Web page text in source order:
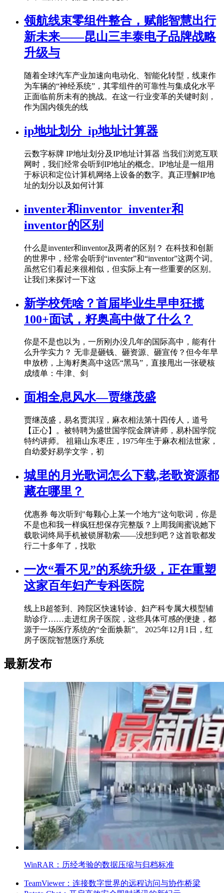
领航线束零组件整合，赋能智慧出行
新未来——昆山三丰泰电子品牌战略
升级与
随着全球汽车产业加速向电动化、智能化转型，线束作
为车辆的“神经系统”，其零组件的可靠性与集成化水平
正面临前所未有的挑战。在这一行业变革的关键时刻，
作为国内领先的线
ip地址划分_ip地址计算器
云数字标牌 IP地址划分及IP地址计算器 当我们浏览互联
网时，我们经常会听到IP地址的概念。IP地址是一组用
于标识和定位计算机网络上设备的数字。真正理解IP地
址的划分以及如何计算
inventer和inventor_inventer和
inventor的区别
什么是inventer和inventor及两者的区别？ 在科技和创新
的世界中，经常会听到“inventer”和“inventor”这两个词。
虽然它们看起来很相似，但实际上有一些重要的区别。
让我们来探讨一下这
新学校凭啥？首届毕业生早申狂揽
100+面试，籽奥高中做了什么？
你是不是也以为，一所刚办没几年的国际高中，能有什
么升学实力？ 无非是砸钱、砸资源、砸宣传？但今年早
申放榜，上海籽奥高中这匹“黑马”，直接甩出一张硬核
成绩单：牛津、剑
面相全息风水—贾继茂盛
贾继茂盛，易名贾淇珵，麻衣相法第十四传人，道号
【正心】。被特聘为盛世国学院金牌讲师，易朴国学院
特约讲师。 祖籍山东枣庄，1975年生于麻衣相法世家，
自幼爱好易学文学，初
城里的月光歌词怎么下载,老歌资源都
藏在哪里？
优惠券 每次听到"每颗心上某一个地方"这句歌词，你是
不是也和我一样疯狂想保存完整版？上周我闺蜜说她下
载歌词终局手机被锁屏勒索——没想到吧？这首歌都发
行二十多年了，找歌
一次“看不见”的系统升级，正在重塑
这家百年妇产专科医院
线上B超签到、跨院区快速转诊、妇产科专属大模型辅
助诊疗……走进红房子医院，这些具体可感的便捷，都
源于一场医疗系统的“全面焕新”。 2025年12月1日，红
房子医院智慧医疗系统
最新发布
WinRAR：历经考验的数据压缩与归档标准
TeamViewer：连接数字世界的远程访问与协作桥梁